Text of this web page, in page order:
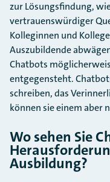
zur Lösungsfindung,
vertrauenswürdiger
Kolleginnen und
Auszubildende
Chatbots
entgegensteht.
schreiben, das
können sie einem aber
Wo sehen Sie
Ausbildung?